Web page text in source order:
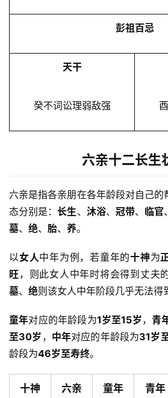
彭祖百忌
天干
癸不词讼理弱敌强
六亲十二长生
六亲是指各亲朋在各年龄段对自己
态分别是：长生、 沐浴、 冠带、 临官、
墓、 绝、 胎、 养。
以女人中年为例，若童年的十神为
旺，则此女人中年时将会得到丈夫
墓、 绝则该女人中年阶段几乎无法得
童年对应的年龄段为1岁至15岁，青
至30岁 ， 中年对应的年龄段为31岁
龄段为46岁至寿终。
十神 六亲 童年 青年